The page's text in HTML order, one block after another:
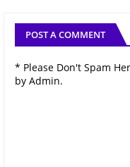
POST A COMMENT
* Please Don't Spam
by Admin.